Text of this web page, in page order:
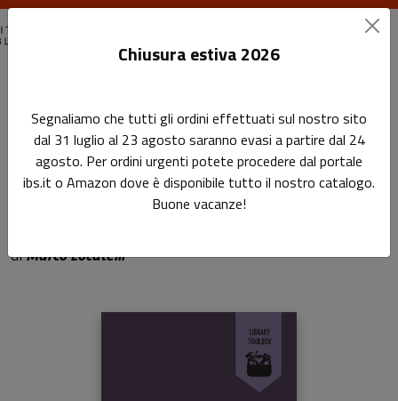
Come fare outsourcing in
biblioteca
diMarco Locatelli
Chiusura estiva 2026
Segnaliamo che tutti gli ordini effettuati sul nostro sito
dal 31 luglio al 23 agosto saranno evasi a partire dal 24
agosto. Per ordini urgenti potete procedere dal portale
ibs.it o Amazon dove è disponibile tutto il nostro catalogo.
Buone vacanze!